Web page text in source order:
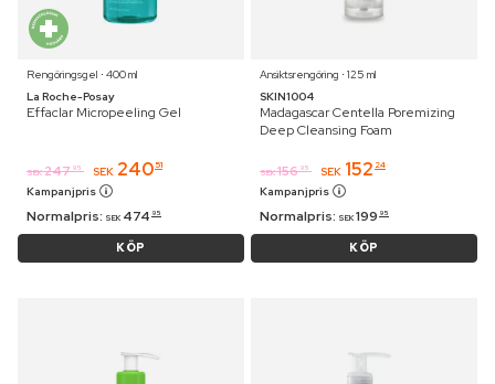
Rengöringsgel ⋅ 400 ml
La Roche-Posay
Effaclar Micropeeling Gel
SEK 247 95 SEK 240 51
Kampanjpris
Normalpris: SEK 474 95
KÖP
Ansiktsrengöring ⋅ 125 ml
SKIN1004
Madagascar Centella Poremizing
Deep Cleansing Foam
SEK 156 95 SEK 152 24
Kampanjpris
Normalpris: SEK 199 95
KÖP